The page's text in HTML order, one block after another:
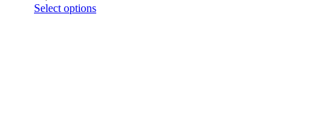
Select options